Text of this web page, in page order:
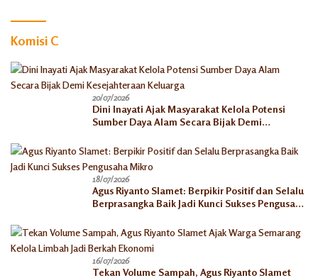
Komisi C
20/07/2026
Dini Inayati Ajak Masyarakat Kelola Potensi
Sumber Daya Alam Secara Bijak Demi
18/07/2026
Agus Riyanto Slamet: Berpikir Positif dan Selalu
Berprasangka Baik Jadi Kunci Sukses Pengusaha
16/07/2026
Tekan Volume Sampah, Agus Riyanto Slamet